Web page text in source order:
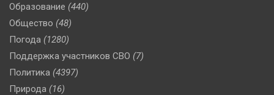
Образование (440)
Общество (48)
Погода (1280)
Поддержка участников СВО (7)
Политика (4397)
Природа (16)